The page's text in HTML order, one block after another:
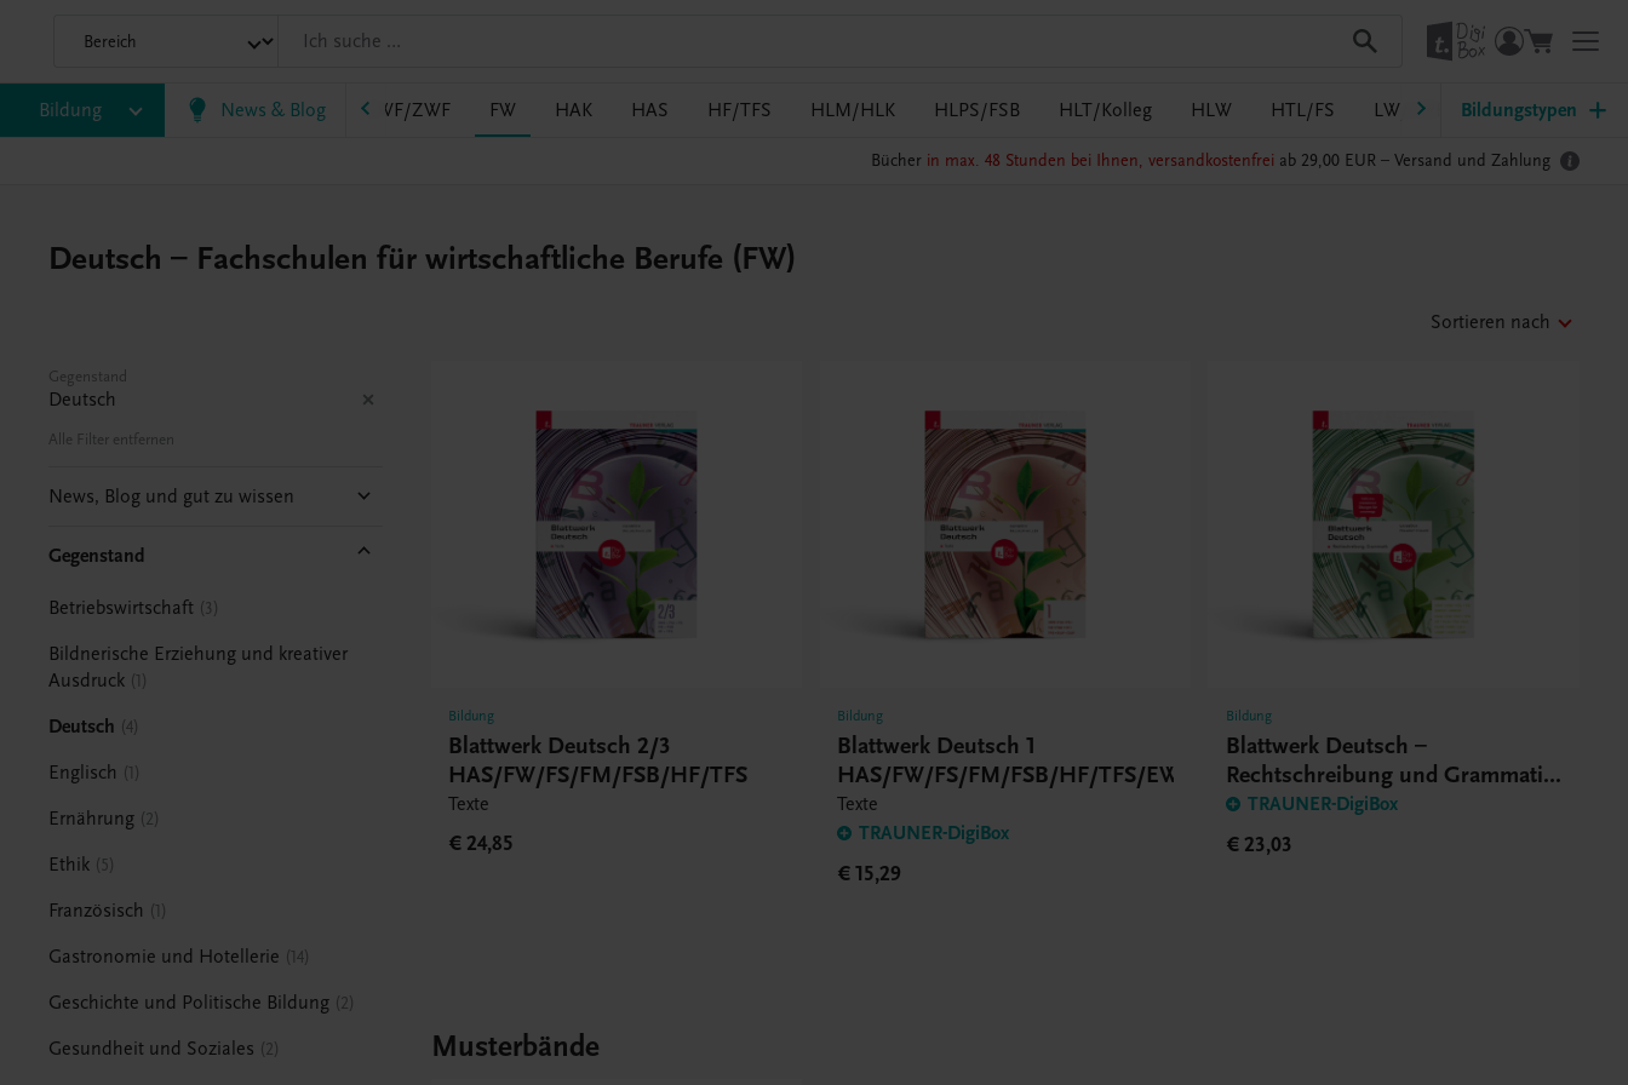
Bildung News & Blog
BAFEP/BASOP BRP BS EWF/ZWF FW HAK HAS HF/TFS HLM/HLK HLPS/FSB HLT/Kolleg HLW HTL/FS LW/LWBF MS/ASO
Bildungstypen
Bücher in max. 48 Stunden bei Ihnen, versandkostenfrei ab 29,00 EUR – Versand und Zahlung
Deutsch – Fachschulen für wirtschaftliche Berufe (FW)
Sortieren nach
Gegenstand
Deutsch
Alle Filter entfernen
News, Blog und gut zu wissen
Gegenstand
Betriebswirtschaft 3
Bildnerische Erziehung und kreativer
Ausdruck 1
Deutsch 4
Englisch 1
Ernährung 2
Ethik 5
Französisch 1
Gastronomie und Hotellerie 14
Geschichte und Politische Bildung 2
Gesundheit und Soziales 2
Bildung
Blattwerk Deutsch 2/3
HAS/FW/FS/FM/FSB/HF/TFS
Texte
€ 24,85
Bildung
Blattwerk Deutsch 1
HAS/FW/FS/FM/FSB/HF/TFS/EWF/ZWF
Texte
TRAUNER-DigiBox
€ 15,29
Bildung
Blattwerk Deutsch –
Rechtschreibung und Grammatik
BHS/BMS
TRAUNER-DigiBox
€ 23,03
Musterbände